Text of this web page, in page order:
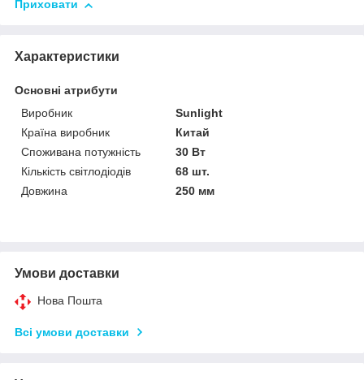
Приховати
Характеристики
Основні атрибути
Виробник
Sunlight
Країна виробник
Китай
Споживана потужність
30 Вт
Кількість світлодіодів
68 шт.
Довжина
250 мм
Умови доставки
Нова Пошта
Всі умови доставки